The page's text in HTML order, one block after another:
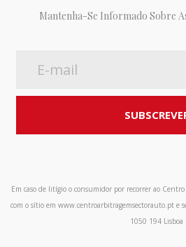
Mantenha-Se Informado Sobre
Em caso de litígio o consumidor por recorrer ao
com o sítio em www.centroarbitragemsectorauto.pt e
1050 194 Lisboa